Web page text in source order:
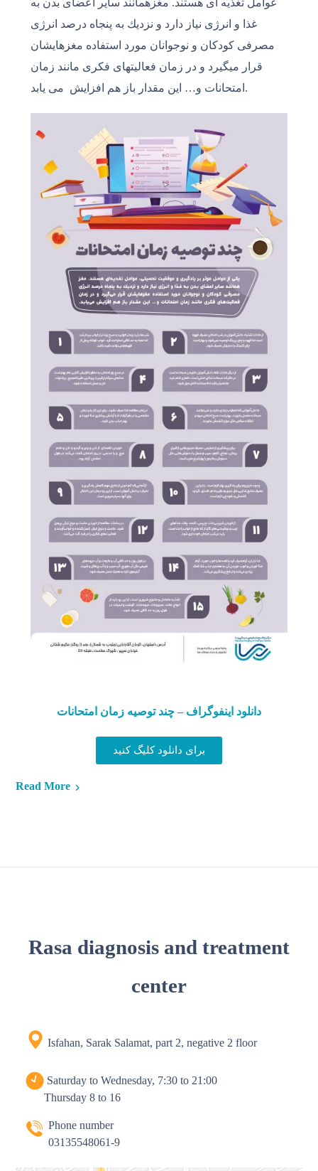
غذا و انرژى نیاز دارد و نزدیك به پنجاه درصد انرژی
مصرفى كودكان و نوجوانان مورد استفاده مغزهایشان
قرار میگیرد و در زمان فعالیتهاى فكرى مانند زمان
امتحانات و… این مقدار باز هم افزایش می یابد.
دانلود اینفوگراف – چند توصیه زمان امتحانات
برای دانلود کلیگ کنید
Read More
Rasa diagnosis and treatment
center
Isfahan, Sarak Salamat, part 2, negative 2 floor
Saturday to Wednesday, 7:30 to 21:00
Thursday 8 to 16
Phone number
03135548061-9